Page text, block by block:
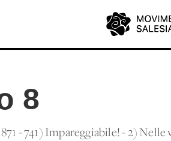
8
- 741) Impareggiabile! - 2)